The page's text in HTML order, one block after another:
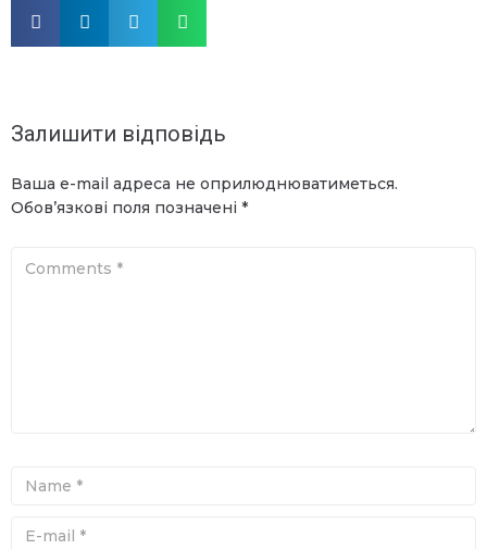
Залишити відповідь
Ваша e-mail адреса не оприлюднюватиметься.
Обов’язкові поля позначені *